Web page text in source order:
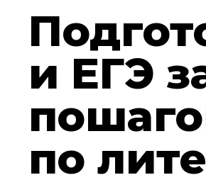
и ЕГЭ
по